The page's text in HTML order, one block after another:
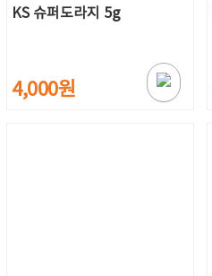
KS 슈퍼도라지 5g
4,000원